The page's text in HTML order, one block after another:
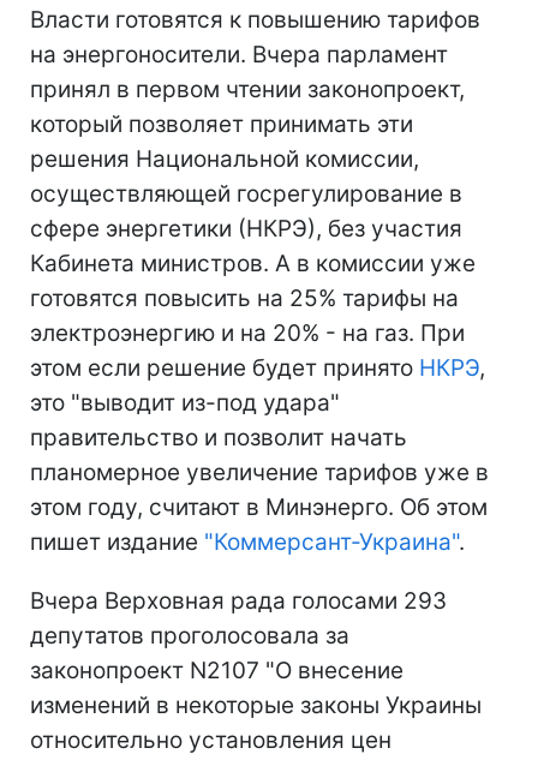
Власти готовятся к повышению тарифов
на энергоносители. Вчера парламент
принял в первом чтении законопроект,
который позволяет принимать эти
решения Национальной комиссии,
осуществляющей госрегулирование в
сфере энергетики (НКРЭ), без участия
Кабинета министров. А в комиссии уже
готовятся повысить на 25% тарифы на
электроэнергию и на 20% - на газ. При
этом если решение будет принято НКРЭ,
это "выводит из-под удара"
правительство и позволит начать
планомерное увеличение тарифов уже в
этом году, считают в Минэнерго. Об этом
пишет издание "Коммерсант-Украина".
Вчера Верховная рада голосами 293
депутатов проголосовала за
законопроект N2107 "О внесение
изменений в некоторые законы Украины
относительно установления цен